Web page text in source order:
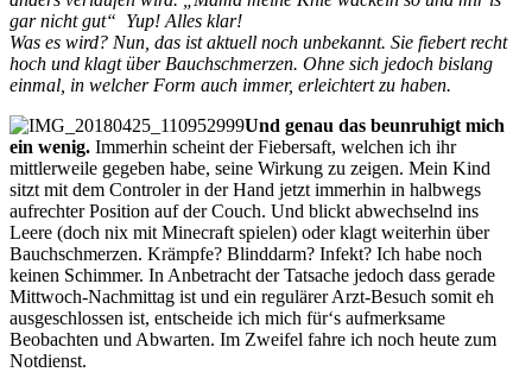
gar nicht gut“ Yup! Alles klar!
Was es wird? Nun, das ist aktuell noch unbekannt. Sie fiebert recht
hoch und klagt über Bauchschmerzen. Ohne sich jedoch bislang
einmal, in welcher Form auch immer, erleichtert zu haben.
Und genau das beunruhigt mich
ein wenig. Immerhin scheint der Fiebersaft, welchen ich ihr
mittlerweile gegeben habe, seine Wirkung zu zeigen. Mein Kind
sitzt mit dem Controler in der Hand jetzt immerhin in halbwegs
aufrechter Position auf der Couch. Und blickt abwechselnd ins
Leere (doch nix mit Minecraft spielen) oder klagt weiterhin über
Bauchschmerzen. Krämpfe? Blinddarm? Infekt? Ich habe noch
keinen Schimmer. In Anbetracht der Tatsache jedoch dass gerade
Mittwoch-Nachmittag ist und ein regulärer Arzt-Besuch somit eh
ausgeschlossen ist, entscheide ich mich für‘s aufmerksame
Beobachten und Abwarten. Im Zweifel fahre ich noch heute zum
Notdienst.